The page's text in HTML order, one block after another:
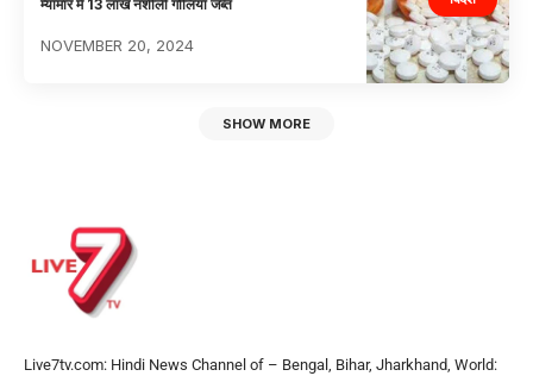
म्यांमार में 13 लाख नशीली गोलियां जब्त
NOVEMBER 20, 2024
SHOW MORE
Live7tv.com: Hindi News Channel of – Bengal, Bihar, Jharkhand, World: